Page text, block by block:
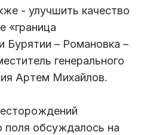
- улучшить качество
«граница
Бурятии – Романовка –
генерального
Артем Михайлов.
поля обсуждалось на